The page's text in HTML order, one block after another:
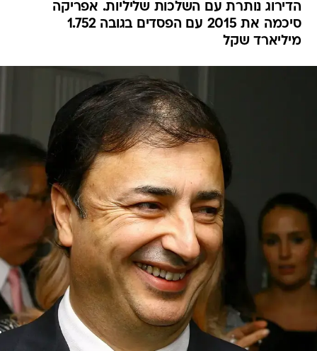
הדירוג נותרת עם השלכות שליליות. אפריקה
סיכמה את 2015 עם הפסדים בגובה 1.752
מיליארד שקל